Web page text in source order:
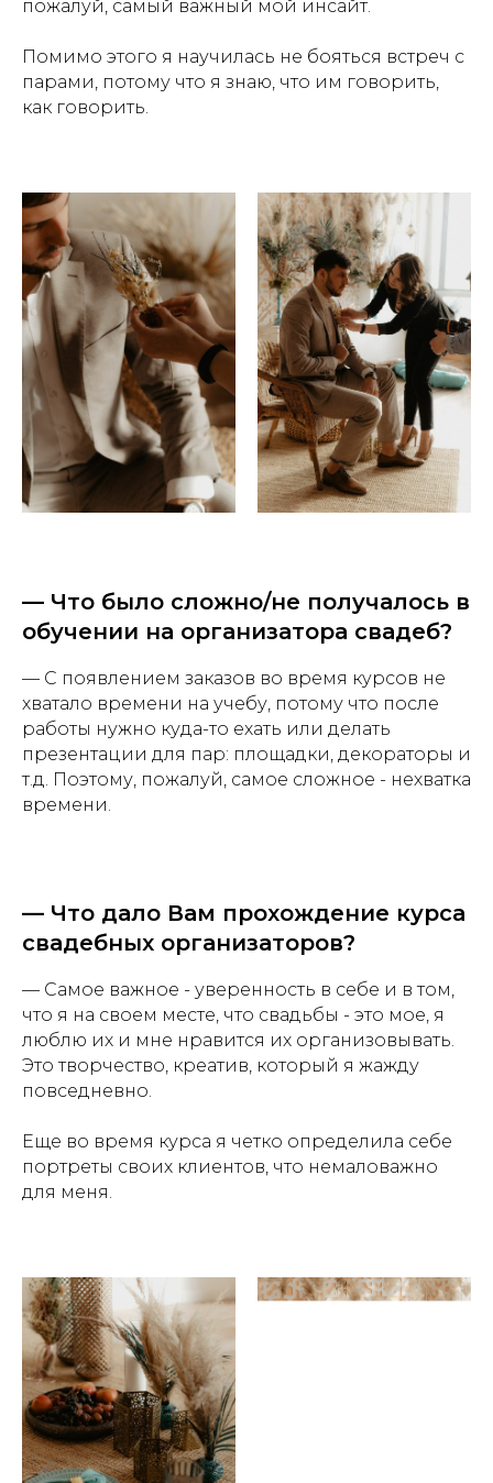
пожалуй, самый важный мой инсайт.
Помимо этого я научилась не бояться встреч с
парами, потому что я знаю, что им говорить,
как говорить.
— Что было сложно/не получалось в
обучении на организатора свадеб?
— С появлением заказов во время курсов не
хватало времени на учебу, потому что после
работы нужно куда-то ехать или делать
презентации для пар: площадки, декораторы и
т.д. Поэтому, пожалуй, самое сложное - нехватка
времени.
— Что дало Вам прохождение курса
свадебных организаторов?
— Самое важное - уверенность в себе и в том,
что я на своем месте, что свадьбы - это мое, я
люблю их и мне нравится их организовывать.
Это творчество, креатив, который я жажду
повседневно.
Еще во время курса я четко определила себе
портреты своих клиентов, что немаловажно
для меня.